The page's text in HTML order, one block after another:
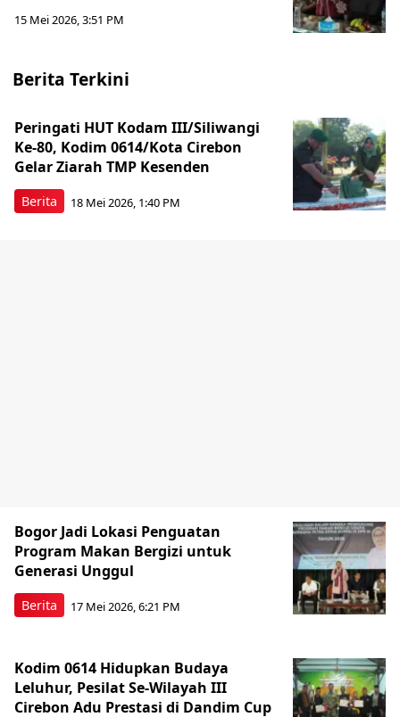
15 Mei 2026, 3:51 PM
Berita Terkini
Berita
Peringati HUT Kodam III/Siliwangi
Ke-80, Kodim 0614/Kota Cirebon
Gelar Ziarah TMP Kesenden
18 Mei 2026, 1:40 PM
Berita
Bogor Jadi Lokasi Penguatan
Program Makan Bergizi untuk
Generasi Unggul
17 Mei 2026, 6:21 PM
Kodim 0614 Hidupkan Budaya
Leluhur, Pesilat Se-Wilayah III
Cirebon Adu Prestasi di Dandim Cup